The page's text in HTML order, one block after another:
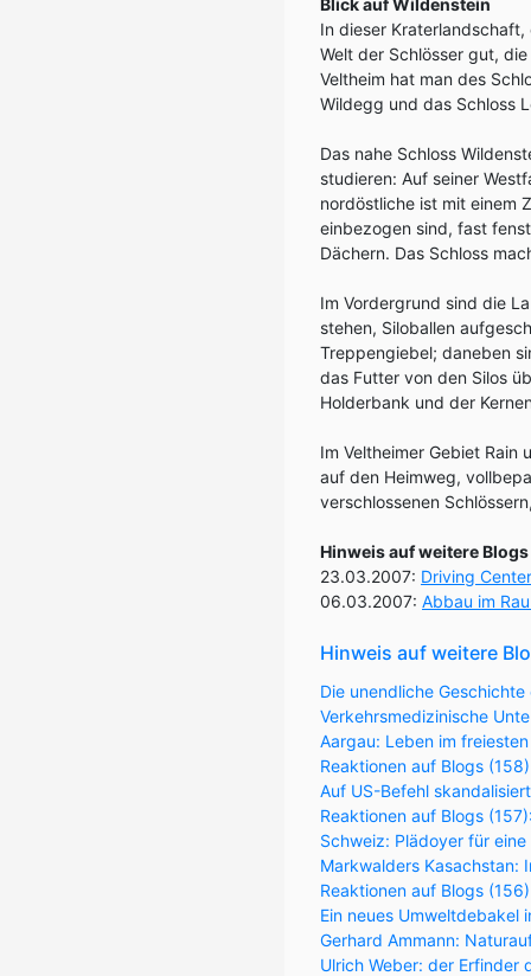
Blick auf Wildenstein
In dieser
Welt der Schlösser gut,
Veltheim hat man des
Wildegg und das Schloss
Das nahe Schloss
studieren: Auf seiner
nordöstliche ist mit einem
einbezogen sind, fast
Dächern. Das Schloss
Im Vordergrund sind die
stehen, Siloballen
Treppengiebel; daneben
das Futter von den Silos
Holderbank und der
Im Veltheimer Gebiet
auf den Heimweg,
verschlossenen
Hinweis auf weitere
23.03.2007: Driving
06.03.2007: Abbau im
Hinweis auf weitere
Die unendliche
Verkehrsmedizinische
Aargau: Leben im
Reaktionen auf Blogs
Auf US-Befehl
Reaktionen auf Blogs
Schweiz: Plädoyer für
Markwalders Kasachstan:
Reaktionen auf Blogs
Ein neues Umweltdebakel
Gerhard Ammann:
Ulrich Weber: der Erfinder